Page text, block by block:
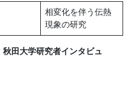
相変化を伴う伝熱
現象の研究
秋田大学研究者インタビュ